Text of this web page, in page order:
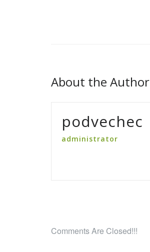
About the Author
podvechec
administrator
Comments Are Closed!!!